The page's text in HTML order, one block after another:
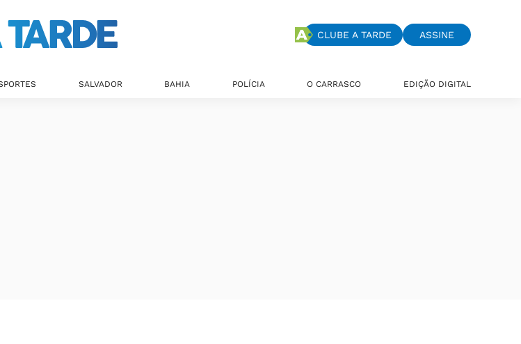
CLUBE A TARDE ASSINE
SALVADOR BAHIA POLÍCIA O CARRASCO EDIÇÃO DIGITAL